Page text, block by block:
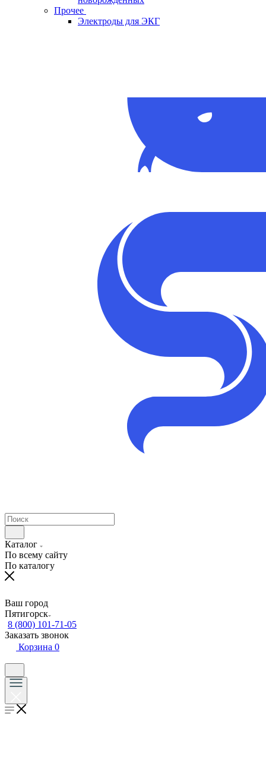
Прочее
Электроды для ЭКГ
Каталог
По всему сайту
По каталогу
Ваш город
Пятигорск
8 (800) 101-71-05
Заказать звонок
Корзина 0